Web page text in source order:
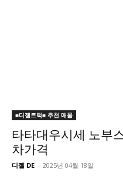
■디젤트럭■ 추천.매물
타타대우시세 노부
차가격
디젤 DE - 2025년 04월 18일